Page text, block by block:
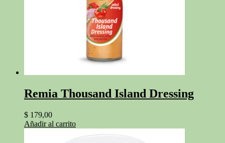
Remia Thousand Island Dressing
$ 179,00
Añadir al carrito